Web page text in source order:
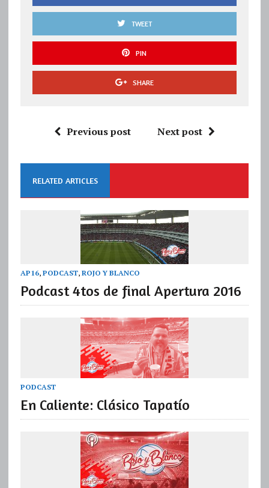
TWEET
PIN
SHARE
Previous post Next post
RELATED ARTICLES
AP16, PODCAST, ROJO Y BLANCO
Podcast 4tos de final Apertura 2016
PODCAST
En Caliente: Clásico Tapatío